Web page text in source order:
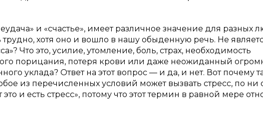
и «счастье», имеет различное значение для разных
хотя оно и вошло в нашу обыденную речь. Не
Что это, усилие, утомление, боль, страх, необходимость
порицания, потеря крови или даже неожиданный
уклада? Ответ на этот вопрос — и да, и нет. Вот почему
из перечисленных условий может вызвать стресс, по ни
и есть стресс», потому что этот термин в равной мере